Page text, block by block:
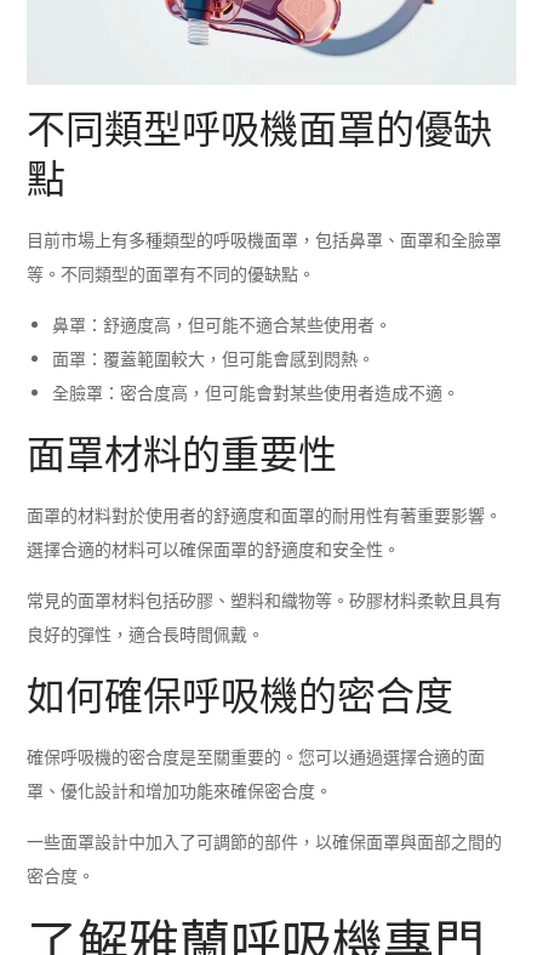
不同類型呼吸機面罩的優缺
點
目前市場上有多種類型的呼吸機面罩，包括鼻罩、面罩和全臉罩
等。不同類型的面罩有不同的優缺點。
鼻罩：舒適度高，但可能不適合某些使用者。
面罩：覆蓋範圍較大，但可能會感到悶熱。
全臉罩：密合度高，但可能會對某些使用者造成不適。
面罩材料的重要性
面罩的材料對於使用者的舒適度和面罩的耐用性有著重要影響。
選擇合適的材料可以確保面罩的舒適度和安全性。
常見的面罩材料包括矽膠、塑料和織物等。矽膠材料柔軟且具有
良好的彈性，適合長時間佩戴。
如何確保呼吸機的密合度
確保呼吸機的密合度是至關重要的。您可以通過選擇合適的面
罩、優化設計和增加功能來確保密合度。
一些面罩設計中加入了可調節的部件，以確保面罩與面部之間的
密合度。